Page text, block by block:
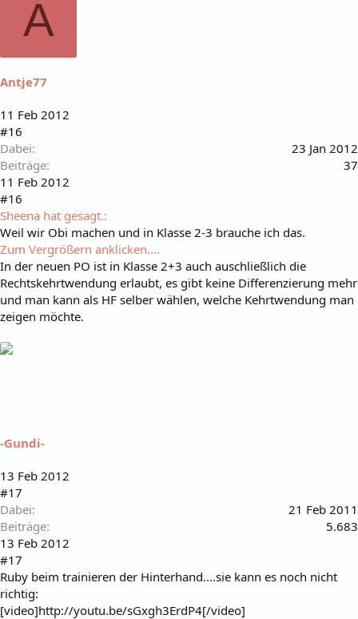
A
Antje77
11 Feb 2012
#16
Dabei
23 Jan 2012
Beiträge
37
11 Feb 2012
#16
Sheena hat gesagt.:
Weil wir Obi machen und in Klasse 2-3 brauche ich das.
Zum Vergrößern anklicken....
In der neuen PO ist in Klasse 2+3 auch auschließlich die
Rechtskehrtwendung erlaubt, es gibt keine Differenzierung mehr
und man kann als HF selber wählen, welche Kehrtwendung man
zeigen möchte.
-Gundi-
13 Feb 2012
#17
Dabei
21 Feb 2011
Beiträge
5.683
13 Feb 2012
#17
Ruby beim trainieren der Hinterhand....sie kann es noch nicht
richtig:
[video]http://youtu.be/sGxgh3ErdP4[/video]